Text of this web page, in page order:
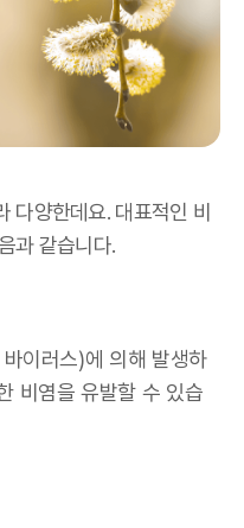
다양한데요. 대표적인 비
과 같습니다.
이러스)에 의해 발생하
비염을 유발할 수 있습